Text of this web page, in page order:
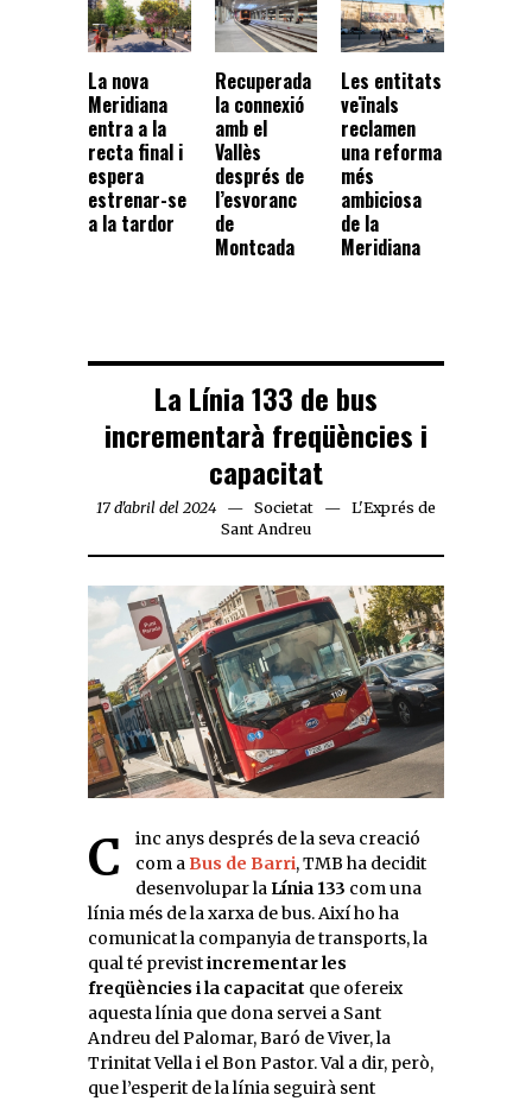
La nova
Meridiana
entra a la
recta final i
espera
estrenar-se
a la tardor
Recuperada
la connexió
amb el
Vallès
després de
l’esvoranc
de
Montcada
Les entitats
veïnals
reclamen
una reforma
més
ambiciosa
de la
Meridiana
La Línia 133 de bus
incrementarà freqüències i
capacitat
17 d'abril del 2024 Societat
L'Exprés de
Sant Andreu
Cinc anys després de la seva creació com aBus de Barri, TMB ha decidit
desenvolupar la Línia 133 com una
línia més de la xarxa de bus. Així ho ha
comunicat la companyia de transports, la
qual té previstincrementar les
freqüències i la capacitat que ofereix
aquesta línia que dona servei a Sant
Andreu del Palomar, Baró de Viver, la
Trinitat Vella i el Bon Pastor. Val a dir, però,
que l’esperit de la línia seguirà sent